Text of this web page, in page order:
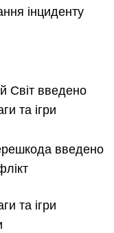
інциденту
Світ введено
та ігри
введено
та ігри